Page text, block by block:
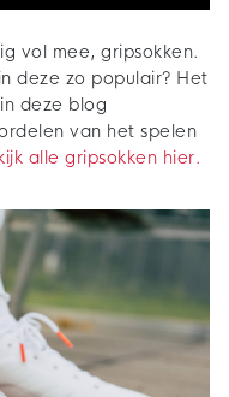
vol mee, gripsokken.
deze zo populair? Het
deze blog
van het spelen
alle gripsokken hier.